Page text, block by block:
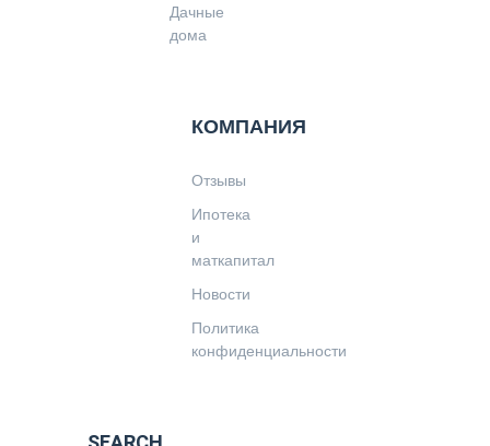
Дачные
дома
КОМПАНИЯ
Отзывы
Ипотека
и
маткапитал
Новости
Политика
конфиденциальности